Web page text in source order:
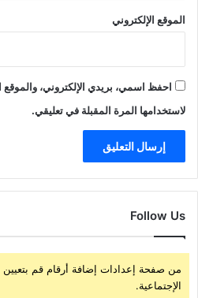
الموقع الإلكتروني
احفظ اسمي، بريدي الإلكتروني، والموقع
لاستخدامها المرة المقبلة في تعليقي.
Follow Us
من صفحة إعدادات إضافة أرقام قم
الإجتماعية.